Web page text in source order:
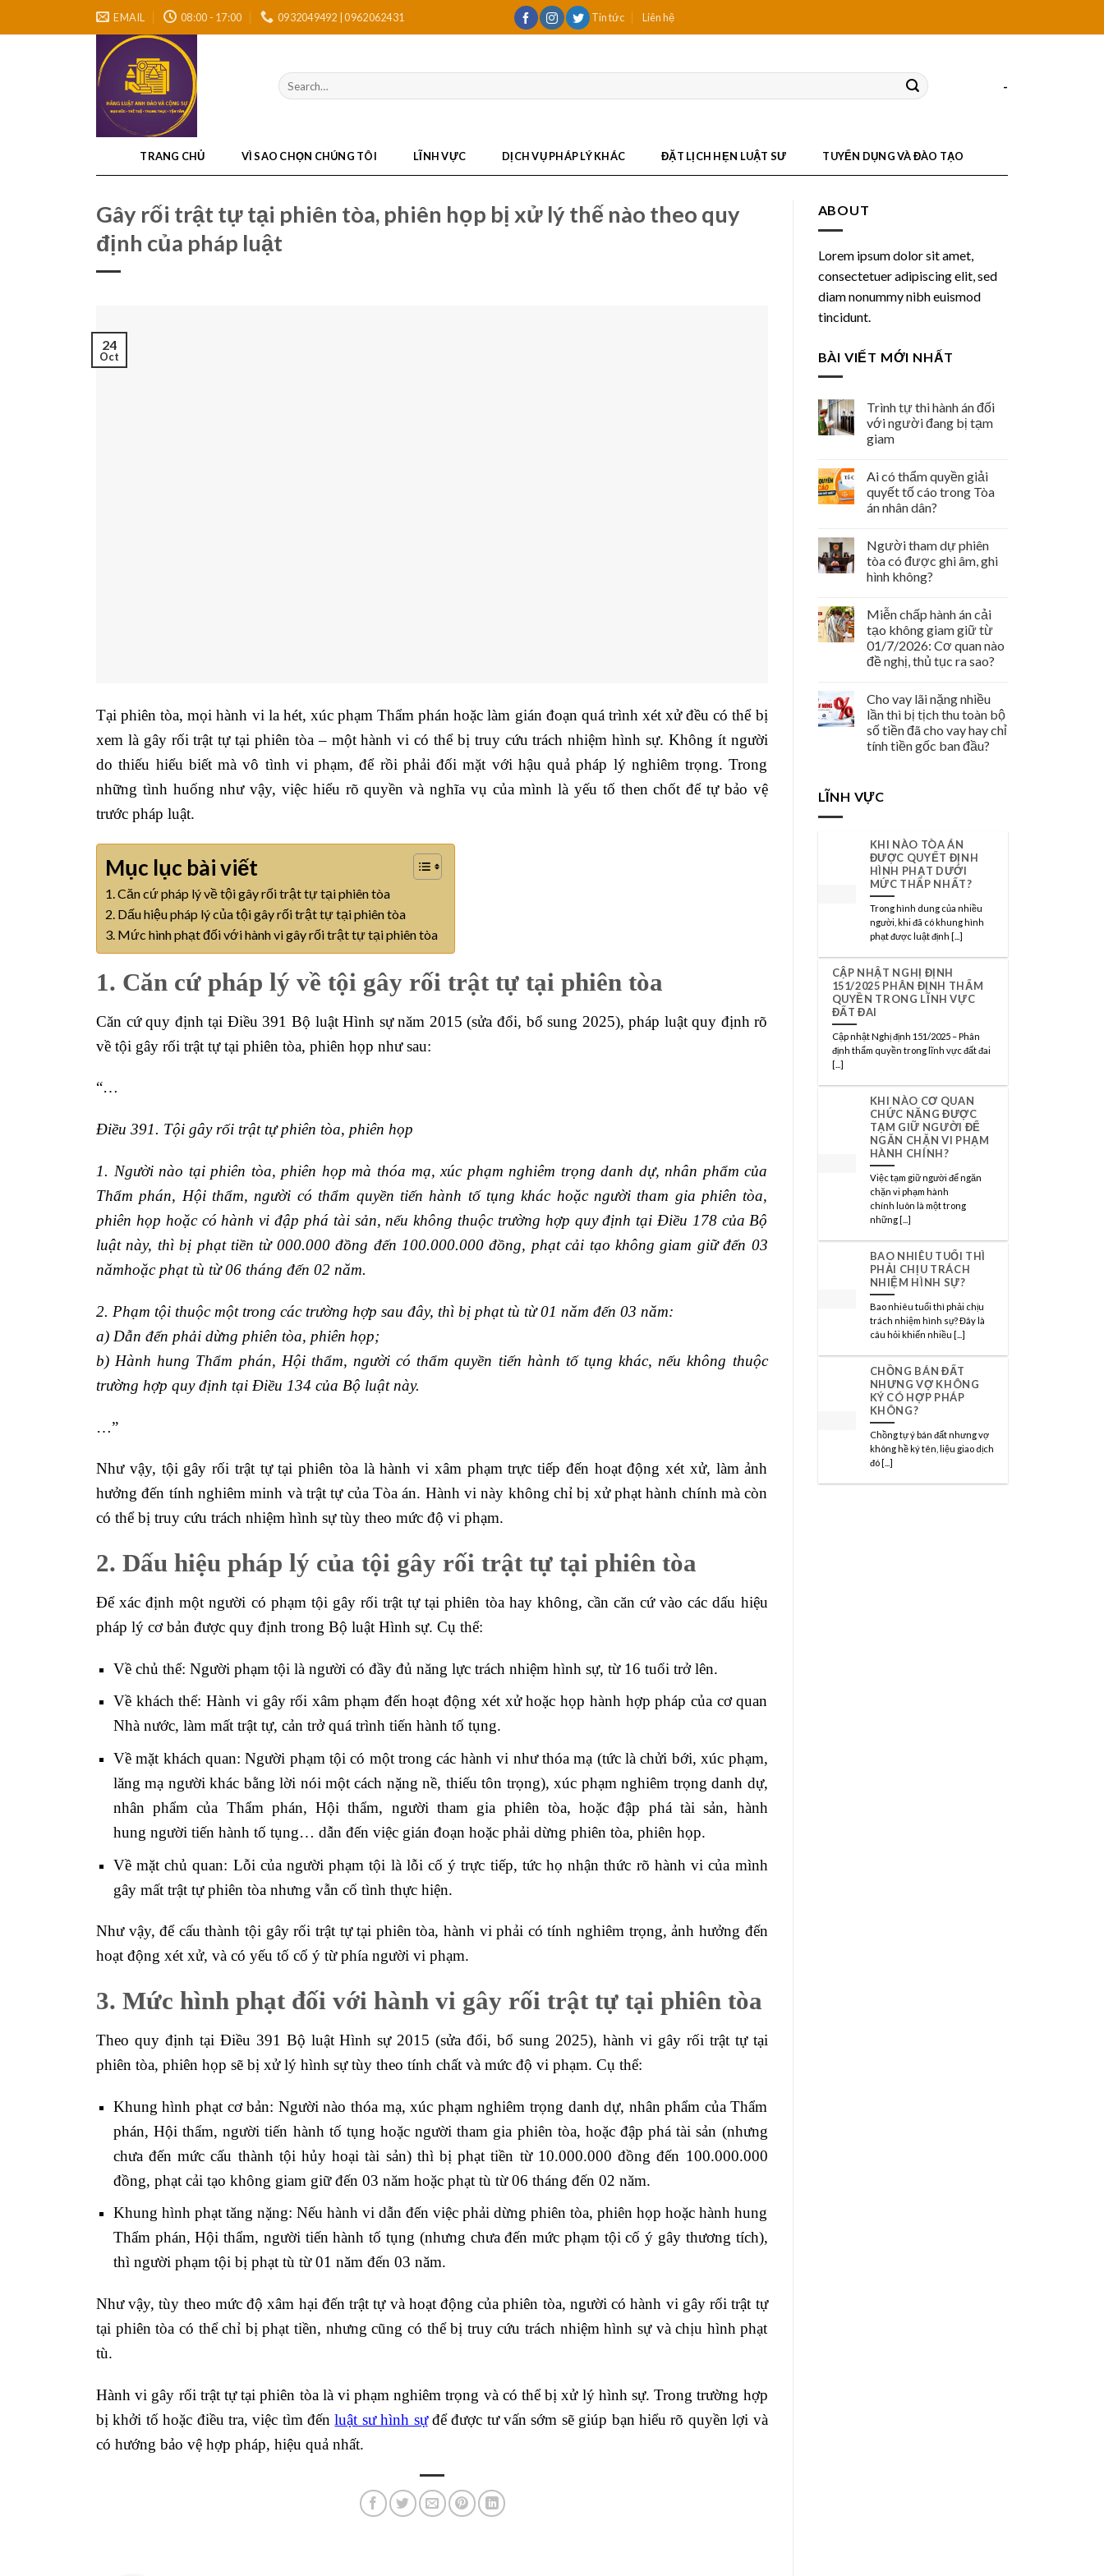
EMAIL 08:00 - 17:00 0932049492 | 0962062431 Tin tức Liên hệ
-
TRANG CHỦ VÌ SAO CHỌN CHÚNG TÔI LĨNH VỰC DỊCH VỤ PHÁP LÝ KHÁC ĐẶT LỊCH HẸN LUẬT SƯ TUYỂN DỤNG VÀ ĐÀO TẠO
Gây rối trật tự tại phiên tòa, phiên họp bị xử lý thế nào theo quy
định của pháp luật
24
Oct
Tại phiên tòa, mọi hành vi la hét, xúc phạm Thẩm phán hoặc làm gián đoạn quá trình xét xử đều có thể bị
xem là gây rối trật tự tại phiên tòa – một hành vi có thể bị truy cứu trách nhiệm hình sự. Không ít người
do thiếu hiểu biết mà vô tình vi phạm, để rồi phải đối mặt với hậu quả pháp lý nghiêm trọng. Trong
những tình huống như vậy, việc hiểu rõ quyền và nghĩa vụ của mình là yếu tố then chốt để tự bảo vệ
trước pháp luật.
Mục lục bài viết
1. Căn cứ pháp lý về tội gây rối trật tự tại phiên tòa
2. Dấu hiệu pháp lý của tội gây rối trật tự tại phiên tòa
3. Mức hình phạt đối với hành vi gây rối trật tự tại phiên tòa
1. Căn cứ pháp lý về tội gây rối trật tự tại phiên tòa
Căn cứ quy định tại Điều 391 Bộ luật Hình sự năm 2015 (sửa đổi, bổ sung 2025), pháp luật quy định rõ
về tội gây rối trật tự tại phiên tòa, phiên họp như sau:
“…
Điều 391. Tội gây rối trật tự phiên tòa, phiên họp
1. Người nào tại phiên tòa, phiên họp mà thóa mạ, xúc phạm nghiêm trọng danh dự, nhân phẩm của
Thẩm phán, Hội thẩm, người có thẩm quyền tiến hành tố tụng khác hoặc người tham gia phiên tòa,
phiên họp hoặc có hành vi đập phá tài sản, nếu không thuộc trường hợp quy định tại Điều 178 của Bộ
luật này, thì bị phạt tiền từ 000.000 đồng đến 100.000.000 đồng, phạt cải tạo không giam giữ đến 03
nămhoặc phạt tù từ06 tháng đến 02 năm.
2. Phạm tội thuộc một trong các trường hợp sau đây, thì bị phạt tù từ01 năm đến 03 năm:
a) Dẫn đến phải dừng phiên tòa, phiên họp;
b) Hành hung Thẩm phán, Hội thẩm, người có thẩm quyền tiến hành tố tụng khác, nếu không thuộc
trường hợp quy định tại Điều 134 của Bộ luật này.
…”
Như vậy, tội gây rối trật tự tại phiên tòa là hành vi xâm phạm trực tiếp đến hoạt động xét xử, làm ảnh
hưởng đến tính nghiêm minh và trật tự của Tòa án. Hành vi này không chỉ bị xử phạt hành chính mà còn
có thể bị truy cứu trách nhiệm hình sự tùy theo mức độ vi phạm.
2. Dấu hiệu pháp lý của tội gây rối trật tự tại phiên tòa
Để xác định một người có phạm tội gây rối trật tự tại phiên tòa hay không, cần căn cứ vào các dấu hiệu
pháp lý cơ bản được quy định trong Bộ luật Hình sự. Cụ thể:
Về chủ thể: Người phạm tội là người có đầy đủ năng lực trách nhiệm hình sự, từ 16 tuổi trở lên.
Về khách thể: Hành vi gây rối xâm phạm đến hoạt động xét xử hoặc họp hành hợp pháp của cơ quan
Nhà nước, làm mất trật tự, cản trở quá trình tiến hành tố tụng.
Về mặt khách quan: Người phạm tội có một trong các hành vi như thóa mạ (tức là chửi bới, xúc phạm,
lăng mạ người khác bằng lời nói một cách nặng nề, thiếu tôn trọng), xúc phạm nghiêm trọng danh dự,
nhân phẩm của Thẩm phán, Hội thẩm, người tham gia phiên tòa, hoặc đập phá tài sản, hành
hung người tiến hành tố tụng… dẫn đến việc gián đoạn hoặc phải dừng phiên tòa, phiên họp.
Về mặt chủ quan: Lỗi của người phạm tội là lỗi cố ý trực tiếp, tức họ nhận thức rõ hành vi của mình
gây mất trật tự phiên tòa nhưng vẫn cố tình thực hiện.
Như vậy, để cấu thành tội gây rối trật tự tại phiên tòa, hành vi phải có tính nghiêm trọng, ảnh hưởng đến
hoạt động xét xử, và có yếu tố cố ý từ phía người vi phạm.
3. Mức hình phạt đối với hành vi gây rối trật tự tại phiên tòa
Theo quy định tại Điều 391 Bộ luật Hình sự 2015 (sửa đổi, bổ sung 2025), hành vi gây rối trật tự tại
phiên tòa, phiên họp sẽ bị xử lý hình sự tùy theo tính chất và mức độ vi phạm. Cụ thể:
Khung hình phạt cơ bản: Người nào thóa mạ, xúc phạm nghiêm trọng danh dự, nhân phẩm của Thẩm
phán, Hội thẩm, người tiến hành tố tụng hoặc người tham gia phiên tòa, hoặc đập phá tài sản (nhưng
chưa đến mức cấu thành tội hủy hoại tài sản) thì bị phạt tiền từ 10.000.000 đồng đến 100.000.000
đồng, phạt cải tạo không giam giữ đến 03 năm hoặc phạt tù từ 06 tháng đến 02 năm.
Khung hình phạt tăng nặng: Nếu hành vi dẫn đến việc phải dừng phiên tòa, phiên họp hoặc hành hung
Thẩm phán, Hội thẩm, người tiến hành tố tụng (nhưng chưa đến mức phạm tội cố ý gây thương tích),
thì người phạm tội bị phạt tù từ 01 năm đến 03 năm.
Như vậy, tùy theo mức độ xâm hại đến trật tự và hoạt động của phiên tòa, người có hành vi gây rối trật tự
tại phiên tòa có thể chỉ bị phạt tiền, nhưng cũng có thể bị truy cứu trách nhiệm hình sự và chịu hình phạt
tù.
Hành vi gây rối trật tự tại phiên tòa là vi phạm nghiêm trọng và có thể bị xử lý hình sự. Trong trường hợp
bị khởi tố hoặc điều tra, việc tìm đếnluật sư hình sựđể được tư vấn sớm sẽ giúp bạn hiểu rõ quyền lợi và
có hướng bảo vệ hợp pháp, hiệu quả nhất.
ABOUT
Lorem ipsum dolor sit amet,
consectetuer adipiscing elit, sed
diam nonummy nibh euismod
tincidunt.
BÀI VIẾT MỚI NHẤT
Trình tự thi hành án đối
với người đang bị tạm
giam
Ai có thẩm quyền giải
quyết tố cáo trong Tòa
án nhân dân?
Người tham dự phiên
tòa có được ghi âm, ghi
hình không?
Miễn chấp hành án cải
tạo không giam giữ từ
01/7/2026: Cơ quan nào
đề nghị, thủ tục ra sao?
Cho vay lãi nặng nhiều
lần thì bị tịch thu toàn bộ
số tiền đã cho vay hay chỉ
tính tiền gốc ban đầu?
LĨNH VỰC
KHI NÀO TÒA ÁN
ĐƯỢC QUYẾT ĐỊNH
HÌNH PHẠT DƯỚI
MỨC THẤP NHẤT?
Trong hình dung của nhiều
người, khi đã có khung hình
phạt được luật định [...]
CẬP NHẬT NGHỊ ĐỊNH
151/2025 PHÂN ĐỊNH THẨM
QUYỀN TRONG LĨNH VỰC
ĐẤT ĐAI
Cập nhật Nghị định 151/2025 – Phân
định thẩm quyền trong lĩnh vực đất đai
[...]
KHI NÀO CƠ QUAN
CHỨC NĂNG ĐƯỢC
TẠM GIỮ NGƯỜI ĐỂ
NGĂN CHẶN VI PHẠM
HÀNH CHÍNH?
Việc tạm giữ người để ngăn
chặn vi phạm hành
chính luôn là một trong
những [...]
BAO NHIÊU TUỔI THÌ
PHẢI CHỊU TRÁCH
NHIỆM HÌNH SỰ?
Bao nhiêu tuổi thì phải chịu
trách nhiệm hình sự? Đây là
câu hỏi khiến nhiều [...]
CHỒNG BÁN ĐẤT
NHƯNG VỢ KHÔNG
KÝ CÓ HỢP PHÁP
KHÔNG?
Chồng tự ý bán đất nhưng vợ
không hề ký tên, liệu giao dịch
đó [...]